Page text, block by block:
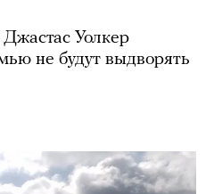
Уолкер
не будут выдворять